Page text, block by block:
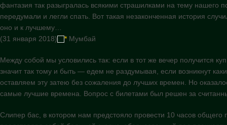
фантазия так разыгралась всякими страшилками на тему нашего
передумали и легли спать. Вот такая незаконченная история
оно и к лучшему…
(31 января 2018)
* Мумбай
Между собой мы условились так: если в тот же вечер получится
значит так тому и быть — едем не раздумывая, если возникнут
оставляем эту затею без сожаления до лучших времен. Но
самые лучшие времена. Вопрос с билетами был решен за
Слипер бас, в котором нам предстояло провести 10 часов общего